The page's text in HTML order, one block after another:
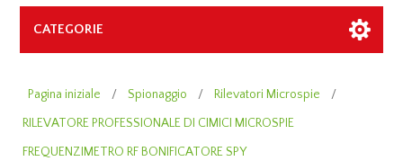
CATEGORIE
Pagina iniziale / Spionaggio / Rilevatori Microspie
/
RILEVATORE PROFESSIONALE DI CIMICI MICROSPIE
FREQUENZIMETRO RF BONIFICATORE SPY